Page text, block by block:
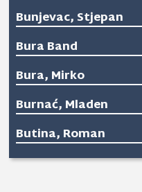
Bunjevac, Stjepan
Bura Band
Bura, Mirko
Burnać, Mladen
Butina, Roman
Butković, Ivan Butko